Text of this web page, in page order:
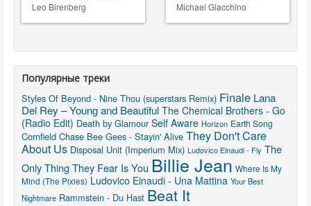
Leo Birenberg Michael Giacchino
Популярные треки
Styles Of Beyond - Nine Thou (superstars Remix) Finale Lana
Del Rey – Young and Beautiful The Chemical Brothers - Go
(Radio Edit) Death by Glamour Self Aware Horizon Earth Song
Cornfield Chase Bee Gees - Stayin' Alive They Don't Care
About Us Disposal Unit (Imperium Mix) Ludovico Einaudi - Fly The
Only Thing They Fear Is You Billie Jean Where Is My
Mind (The Pixies) Ludovico Einaudi - Una Mattina Your Best
Nightmare Rammstein - Du Hast Beat It